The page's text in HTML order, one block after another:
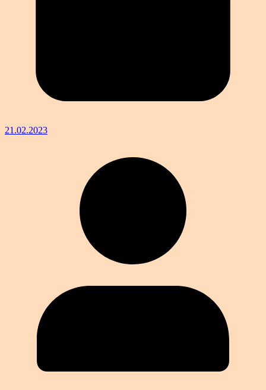
21.02.2023